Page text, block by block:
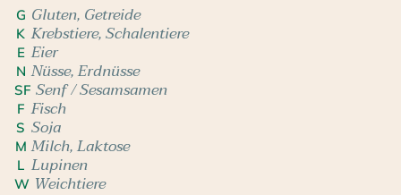
G Gluten, Getreide
K Krebstiere, Schalentiere
E Eier
N Nüsse, Erdnüsse
SF Senf / Sesamsamen
F Fisch
S Soja
M Milch, Laktose
L Lupinen
W Weichtiere